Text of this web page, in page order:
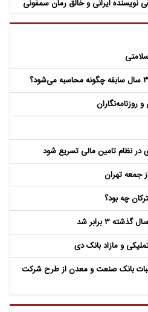
نویسنده ایرانی و خالق رمان سمفونی
روزنامه‌نگاران
در نظام تامین مالی تسریع شود
جمعه تهران
چه بود؟
۳ برابر شد
و مازاد بانک دی
بانک صنعت و معدن از طرح شرکت